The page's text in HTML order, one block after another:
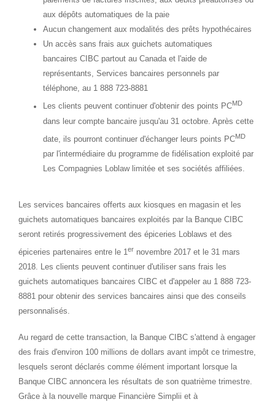
aux dépôts automatiques de la paie
Aucun changement aux modalités des prêts hypothécaires
Un accès sans frais aux guichets automatiques
bancaires CIBC partout auCanadaet l'aide de
représentants, Services bancaires personnels par
téléphone, au 1 888 723-8881
Les clients peuvent continuer d'obtenir des points PCMD
dans leur compte bancaire jusqu'au 31 octobre. Après cette
date, ils pourront continuer d'échanger leurs points PCMD
par l'intermédiaire du programme de fidélisation exploité par
Les Compagnies Loblaw limitée et ses sociétés affiliées.
Les services bancaires offerts aux kiosques en magasin et les
guichets automatiques bancaires exploités par la Banque CIBC
seront retirés progressivement des épiceries Loblaws et des
épiceries partenaires entre le 1er novembre2017 et le 31 mars
2018. Les clients peuvent continuer d'utiliser sans frais les
guichets automatiques bancaires CIBC et d'appeler au 1 888 723-
8881 pour obtenir des services bancaires ainsi que des conseils
personnalisés.
Au regard de cette transaction, la Banque CIBC s'attend à engager
des frais d'environ 100 millions de dollars avant impôt ce trimestre,
lesquels seront déclarés comme élément important lorsque la
Banque CIBC annoncera les résultats de son quatrième trimestre.
Grâce à la nouvelle marque Financière Simplii et à